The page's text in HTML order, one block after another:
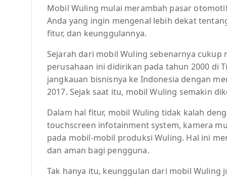
Mobil Wuling mulai merambah pasar
Anda yang ingin mengenal lebih dekat
fitur, dan keunggulannya.
Sejarah dari mobil Wuling sebenarnya
perusahaan ini didirikan pada tahun 2000 di
jangkauan bisnisnya ke Indonesia dengan
2017. Sejak saat itu, mobil Wuling semakin
Dalam hal fitur, mobil Wuling tidak kalah
touchscreen infotainment system, kamera
pada mobil-mobil produksi Wuling. Hal ini
dan aman bagi pengguna.
Tak hanya itu, keunggulan dari mobil